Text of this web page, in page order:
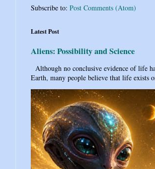
Subscribe to: Post Comments (Atom)
Latest Post
Aliens: Possibility and Science
Although no conclusive evidence of life
Earth, many people believe that life exists